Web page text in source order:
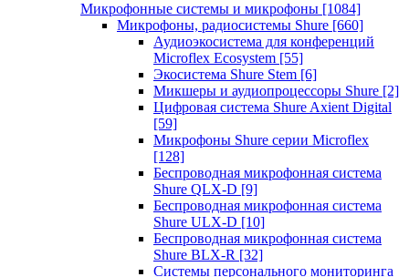
Микрофонные системы и микрофоны [1084]
Микрофоны, радиосистемы Shure [660]
Аудиоэкосистема для конференций
Microflex Ecosystem [55]
Экосистема Shure Stem [6]
Микшеры и аудиопроцессоры Shure [2]
Цифровая система Shure Axient Digital
[59]
Микрофоны Shure серии Microflex
[128]
Беспроводная микрофонная система
Shure QLX-D [9]
Беспроводная микрофонная система
Shure ULX-D [10]
Беспроводная микрофонная система
Shure BLX-R [32]
Системы персонального мониторинга